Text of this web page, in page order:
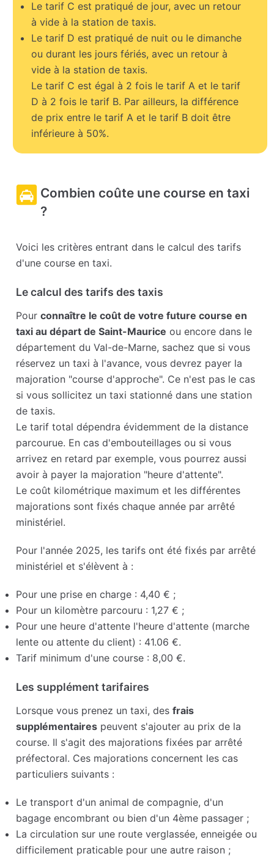
Le tarif C est pratiqué de jour, avec un retour
à vide à la station de taxis.
Le tarif D est pratiqué de nuit ou le dimanche
ou durant les jours fériés, avec un retour à
vide à la station de taxis.
Le tarif C est égal à 2 fois le tarif A et le tarif
D à 2 fois le tarif B. Par ailleurs, la différence
de prix entre le tarif A et le tarif B doit être
inférieure à 50%.
Combien coûte une course en taxi
?
Voici les critères entrant dans le calcul des tarifs
d'une course en taxi.
Le calcul des tarifs des taxis
Pourconnaître le coût de votre future course en
taxi au départ de Saint-Maurice ou encore dans le
département du Val-de-Marne, sachez que si vous
réservez un taxi à l'avance, vous devrez payer la
majoration "course d'approche". Ce n'est pas le cas
si vous sollicitez un taxi stationné dans une station
de taxis.
Le tarif total dépendra évidemment de la distance
parcourue. En cas d'embouteillages ou si vous
arrivez en retard par exemple, vous pourrez aussi
avoir à payer la majoration "heure d'attente".
Le coût kilométrique maximum et les différentes
majorations sont fixés chaque année par arrêté
ministériel.
Pour l'année 2025, les tarifs ont été fixés par arrêté
ministériel et s'élèvent à :
Pour une prise en charge : 4,40 € ;
Pour un kilomètre parcouru : 1,27 € ;
Pour une heure d'attente l'heure d'attente (marche
lente ou attente du client) : 41.06 €.
Tarif minimum d'une course : 8,00 €.
Les supplément tarifaires
Lorsque vous prenez un taxi, desfrais
supplémentaires peuvent s'ajouter au prix de la
course. Il s'agit des majorations fixées par arrêté
préfectoral. Ces majorations concernent les cas
particuliers suivants :
Le transport d'un animal de compagnie, d'un
bagage encombrant ou bien d'un 4ème passager ;
La circulation sur une route verglassée, enneigée ou
difficilement praticable pour une autre raison ;